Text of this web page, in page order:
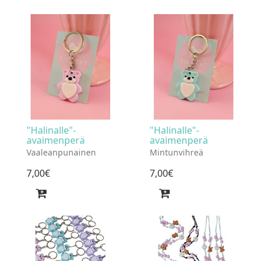
"Halinalle"-
avaimenperä
Vaaleanpunainen
7,00€
"Halinalle"-
avaimenperä
Mintunvihreä
7,00€